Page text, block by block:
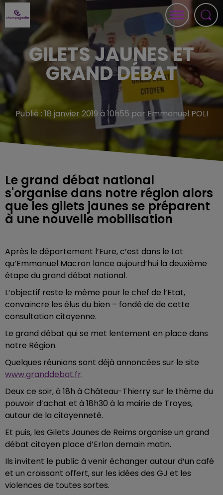
GILETS JAUNES ET
GRAND DÉBAT
Publié : 18 janvier 2019 à 10h55 par Emmanuel POLI
Le grand débat national
s'organise dans notre région alors
que les gilets jaunes se préparent
à une nouvelle mobilisation
Après le département l’Eure, c’est dans le Lot
qu’Emmanuel Macron lance aujourd’hui la deuxième
étape du grand débat national.
L’objectif reste le même pour le chef de l’Etat,
convaincre les élus du bien – fondé de de cette
consultation citoyenne.
Le grand débat qui se met lentement en place dans
notre Région.
Quelques réunions sont déjà annoncées sur le site
www.granddebat.fr.
Deux ce soir, à 18h à Château-Thierry sur le thème du
pouvoir d’achat et à 18h30 à la mairie de Troyes,
autour de la citoyenneté.
Et puis, les Gilets Jaunes de Reims organise un grand
débat citoyen place d’Erlon demain matin.
Ils invitent le public à venir échanger autour d’un café
et un croissant offert, sur les idées des GJ et les
violences de toutes sortes.